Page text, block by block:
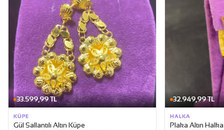
33.599,99 TL
KÜPE
Gül Sallantılı Altın Küpe
32.949,99 TL
HALKA
Plaka Altın